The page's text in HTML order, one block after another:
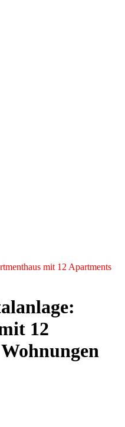
mit 12 Apartments
12